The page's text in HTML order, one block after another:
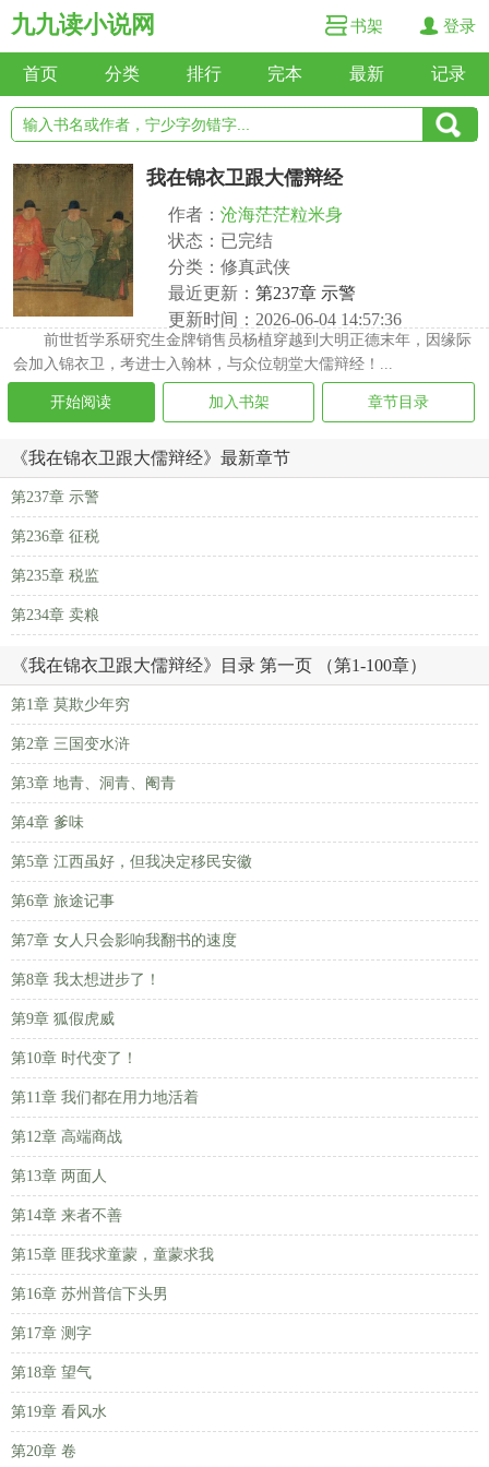
九九读小说网 书架 登录
首页 分类 排行 完本 最新 记录
我在锦衣卫跟大儒辩经
作者： 沧海茫茫粒米身
状态：已完结
分类：修真武侠
最近更新： 第237章 示警
更新时间：2026-06-04 14:57:36
前世哲学系研究生金牌销售员杨植穿越到大明正德末年，因缘际
会加入锦衣卫，考进士入翰林，与众位朝堂大儒辩经！...
开始阅读 加入书架 章节目录
《我在锦衣卫跟大儒辩经》最新章节
第237章 示警
第236章 征税
第235章 税监
第234章 卖粮
《我在锦衣卫跟大儒辩经》目录 第一页 （第1-100章）
第1章 莫欺少年穷
第2章 三国变水浒
第3章 地青、洞青、阉青
第4章 爹味
第5章 江西虽好，但我决定移民安徽
第6章 旅途记事
第7章 女人只会影响我翻书的速度
第8章 我太想进步了！
第9章 狐假虎威
第10章 时代变了！
第11章 我们都在用力地活着
第12章 高端商战
第13章 两面人
第14章 来者不善
第15章 匪我求童蒙，童蒙求我
第16章 苏州普信下头男
第17章 测字
第18章 望气
第19章 看风水
第20章 卷